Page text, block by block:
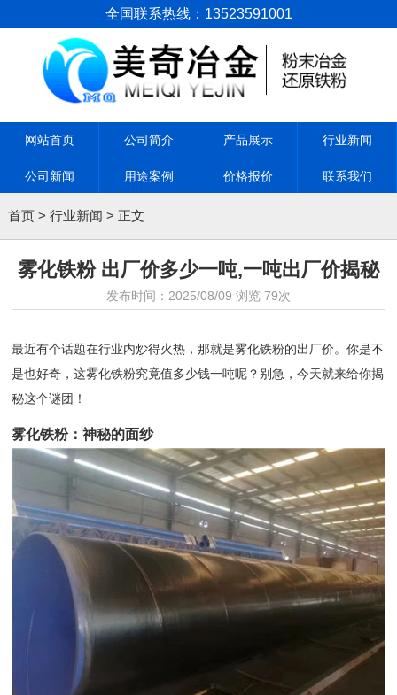
全国联系热线：13523591001
网站首页 公司简介 产品展示 行业新闻
公司新闻 用途案例 价格报价 联系我们
首页> 行业新闻 > 正文
雾化铁粉 出厂价多少一吨,一吨出厂价揭秘
发布时间： 2025/08/09 浏览 79次
最近有个话题在行业内炒得火热，那就是雾化铁粉的出厂价。你是不
是也好奇，这雾化铁粉究竟值多少钱一吨呢？别急，今天就来给你揭
秘这个谜团！
雾化铁粉：神秘的面纱